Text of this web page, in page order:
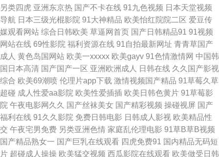
加勒比AV网 中文字幕天天躁 免费看黄的网址 亚洲日韩一级在线毛 国产欧美
日韩户外自拍 熟妇人人草 草莓app 欧美高清色图 Av性爱中文 俺去射啦 亚洲
国产精品欧美日韩 另类激情网站 成人午夜被窝福利 又粗又中文字幕国产 欧
美在线观看免费专区 国产大片免费观看电视剧 亚洲mv大片欧洲mv 精品一欧
美一综合 91精品大神 人人天天夜夜日日狠狠 电影天堂免费迅雷下载官网 熟
女人妻影音先锋 国产做受高潮豆麻 亚洲综合色一 漂亮的保姆3免费播放 国产
另类四虎 亚洲东京热 国产不卡在线 91九色视频 日本天堂视频
导航 日本三级光棍影院 91大神精品 欧美怡红院院二区 爱豆传
媒观看网站 综合日韩欧美 草逼网首页 国产日韩精品91 91视频
网站在线 69性影院 福利资源在线 91自拍最新网址 青青草国产
成人 黄色岛国网站 欧美一xxxxx 欧美gayv 91色情激情网 中国韩
国日本高清 国产国产一区 亚洲欧洲成人 日韩在线 久久国产影视
综合 欧美69潮喷 伦理片app下载 激情视频国产精品 91草莓久草
超碰 成人性爱aa影院 欧美性爱插插 欧美日韩色黄片 91草莓影
院 午夜电影网久久 国产丝袜美女 国产精彩视频 操碰视屏 国产
福利在线 91久久影院 免费日韩电影 日韩成人影视 欧美精品性
交 午夜宅男免费 另类亚洲色情 家庭乱伦理电影 91草B草B视频
国产精品熟女一 国产巨乳在线观看 四虎免费91 国内精品无码短
片 超碰成人操操 欧美猛交视频 西瓜影院在线观看 欧美做受日韩